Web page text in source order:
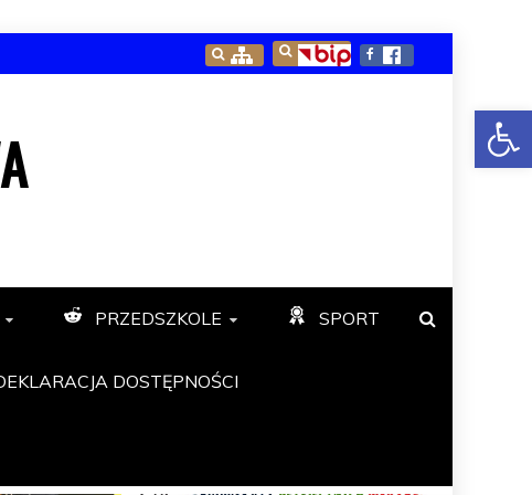
Open toolbar
PRZEDSZKOLE SPORT
DOSTĘPNOŚCI